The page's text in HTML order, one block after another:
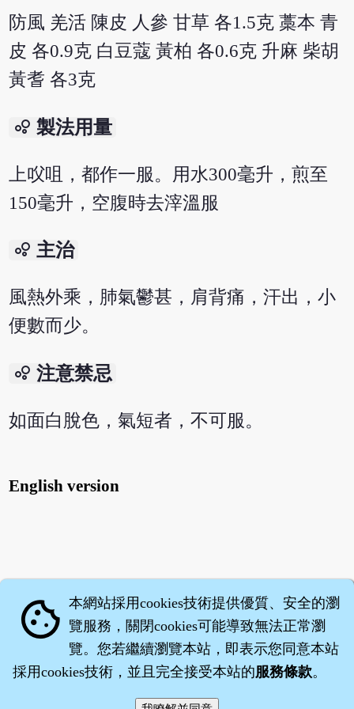
防風 羌活 陳皮 人參 甘草 各1.5克 藁本 青
皮 各0.9克 白豆蔻 黃柏 各0.6克 升麻 柴胡
黃耆 各3克
bubble_chart 製法用量
上㕮咀，都作一服。用水300毫升，煎至
150毫升，空腹時去滓溫服
bubble_chart 主治
風熱外乘，肺氣鬱甚，肩背痛，汗出，小
便數而少。
bubble_chart 注意禁忌
如面白脫色，氣短者，不可服。
English version
cookie 本網站採用cookies技術提供優質、安全的瀏
覽服務，關閉cookies可能導致無法正常瀏
覽。您若繼續瀏覽本站，即表示您同意本站
採用cookies技術，並且完全接受本站的服務條款。